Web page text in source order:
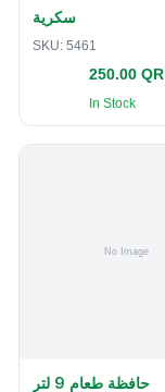
سكرية
SKU: 5461
250.00 QR
In Stock
حافظة طعام 9 لتر